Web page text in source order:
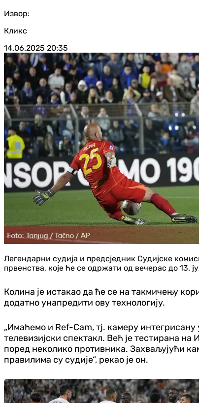
Извор:
Кликс
14.06.2025 20:35
Легендарни судија и предсједник Судијске
првенства, које ће се одржати од вечерас до
Колина је истакао да ће се на такмичењу
додатно унапредити ову технологију.
„Имаћемо и Ref-Cam, тј. камеру интегрисану
телевизијски спектакл. Већ је тестирана
поред неколико противника. Захваљујући
правилима су судије“, рекао је он.